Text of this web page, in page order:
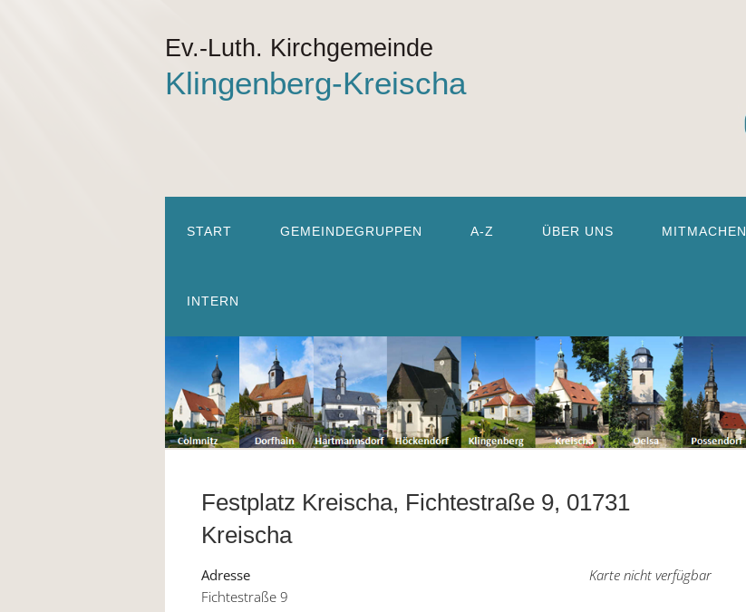
Ev.-Luth. Kirchgemeinde
Klingenberg-Kreischa
START GEMEINDEGRUPPEN A-Z ÜBER UNS MITMACHEN
INTERN
Festplatz Kreischa, Fichtestraße 9, 01731
Kreischa
Karte nicht verfügbar
Adresse
Fichtestraße 9